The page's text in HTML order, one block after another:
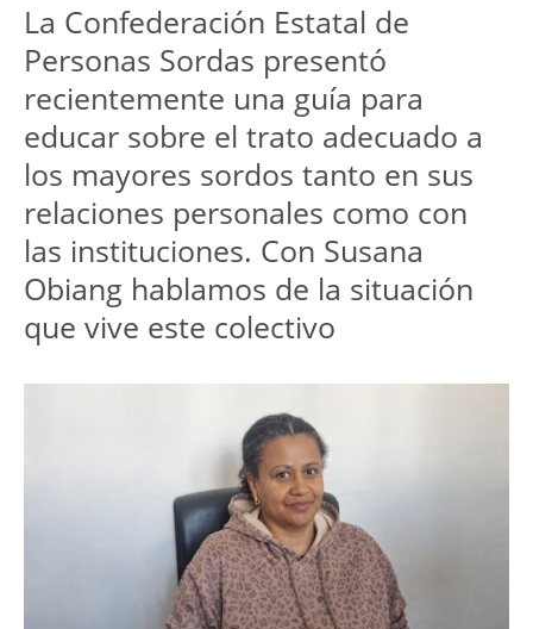
La Confederación Estatal de
Personas Sordas presentó
recientemente una guía para
educar sobre el trato adecuado a
los mayores sordos tanto en sus
relaciones personales como con
las instituciones. Con Susana
Obiang hablamos de la situación